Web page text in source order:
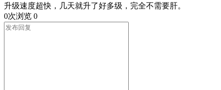
升级速度超快，几天就升了好多级，完全不需要肝。
0次浏览 0